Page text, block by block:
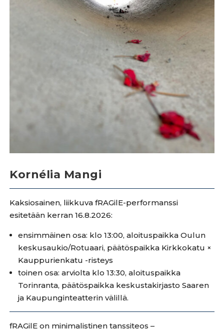
Kornélia Mangi
Kaksiosainen, liikkuva fRAGilE-performanssi
esitetään kerran 16.8.2026:
ensimmäinen osa: klo 13:00, aloituspaikka Oulun
keskusaukio/Rotuaari, päätöspaikka Kirkkokatu ×
Kauppurienkatu -risteys
toinen osa: arviolta klo 13:30, aloituspaikka
Torinranta, päätöspaikka keskustakirjasto Saaren
ja Kaupunginteatterin välillä.
fRAGilE on minimalistinen tanssiteos –